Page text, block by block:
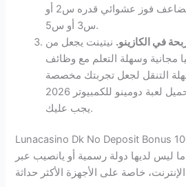
رائعة ، فإنه سيمنح أيضا مضاعف فوز عشوائي قدره س2 أو
س3 أو س5.
في الكازينو. نيتينت يجعل من
مجانية وسهلة التعلم مع وظائف
التنقل لجعل تجربتك مخصصة
لتفضيلاتك الخاصة، تحميل لعبة دومينو للكمبيوتر 2026
يجب عليك.
Lunacasino Dk No Deposit Bonus
ليس لديها دولة رسمية أو يانصيب عبر